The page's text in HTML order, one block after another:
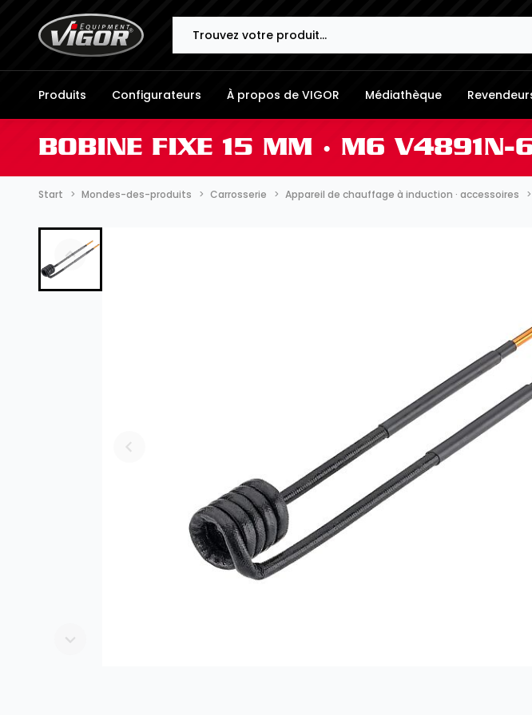
Produits Configurateurs À propos de VIGOR Médiathèque
BOBINE FIXE 15 MM ∙ M6 V4891N-
Start Mondes-des-produits Carrosserie Appareil de chauffage à induction · accessoires